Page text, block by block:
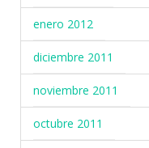
enero 2012
diciembre 2011
noviembre 2011
octubre 2011